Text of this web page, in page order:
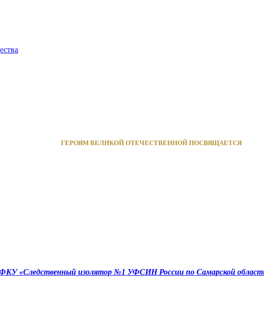
ГЕРОЯМ ВЕЛИКОЙ ОТЕЧЕСТВЕННОЙ ПОСВЯЩАЕТСЯ
«Следственный изолятор №1 УФСИН России по Самарской